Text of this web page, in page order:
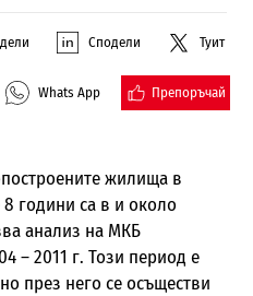
Сподели Туит
Whats App Препоръчай
жилища в
години са в и около
анализ на МКБ
– 2011 г. Този период е
през него се осъществи